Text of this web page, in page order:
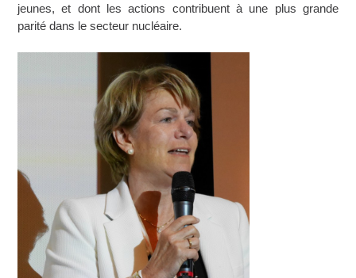
jeunes, et dont les actions contribuent à une plus grande
parité dans le secteur nucléaire.